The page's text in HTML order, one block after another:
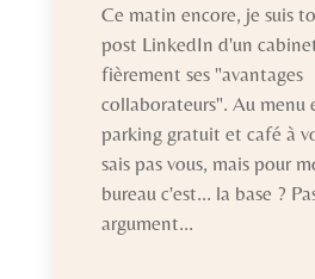
Ce matin encore, je suis
post LinkedIn d'un
fièrement ses "avantages
collaborateurs". Au menu
parking gratuit et café à
sais pas vous, mais pour
bureau c'est... la base ?
argument...